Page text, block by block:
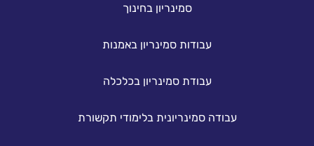
סמינריון בחינוך
עבודות סמינריון באמנות
עבודת סמינריון בכלכלה
עבודה סמינריונית בלימודי תקשורת